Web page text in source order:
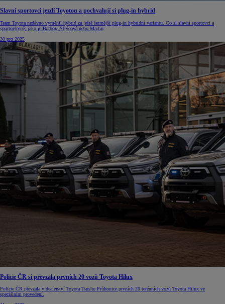
Slavní sportovci jezdí Toyotou a pochvalují si plug-in hybrid
Team Toyota nedávno vyměnil hybrid za ještě šetrnější plug-in hybridní variantu. Co si slavní sportovci a
sportovkyně, jako je Barbora Strýcová nebo Martin
30 pro 2025
Policie ČR si převzala prvních 20 vozů Toyota Hilux
Policie ČR převzala v dealerství Toyota Tsusho Průhonice prvních 20 terénních vozů Toyota Hilux ve
speciálním provedení.